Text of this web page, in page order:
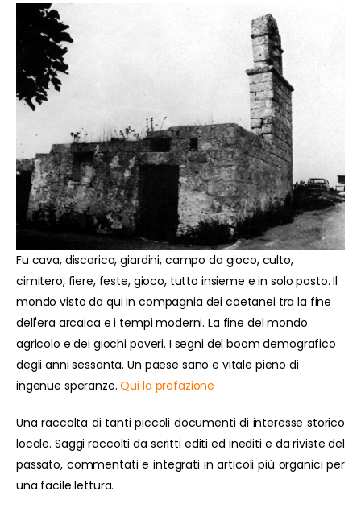
Fu cava, discarica, giardini, campo da gioco, culto,
cimitero, fiere, feste, gioco, tutto insieme e in solo posto. Il
mondo visto da qui in compagnia dei coetanei tra la fine
dell'era arcaica e i tempi moderni. La fine del mondo
agricolo e dei giochi poveri. I segni del boom demografico
degli anni sessanta. Un paese sano e vitale pieno di
ingenue speranze.Qui la prefazione
Una raccolta di tanti piccoli documenti di interesse storico
locale. Saggi raccolti da scritti editi ed inediti e da riviste del
passato, commentati e integrati in articoli più organici per
una facile lettura.